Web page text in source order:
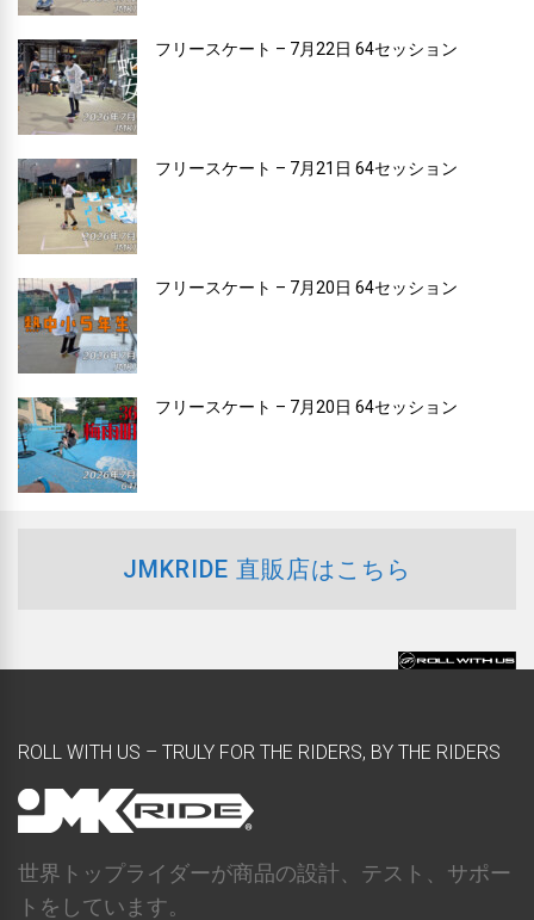
フリースケート – 7月22日 64セッション
フリースケート – 7月21日 64セッション
フリースケート – 7月20日 64セッション
フリースケート – 7月20日 64セッション
JMKRIDE 直販店はこちら
ROLL WITH US – TRULY FOR THE RIDERS, BY THE RIDERS
世界トップライダーが商品の設計、テスト、サポー
トをしています。